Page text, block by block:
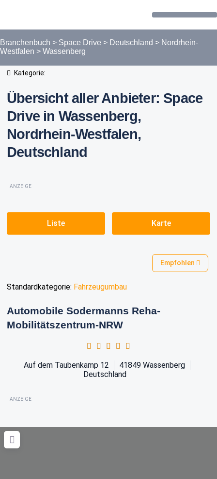
Branchenbuch > Space Drive > Deutschland > Nordrhein-
Westfalen > Wassenberg
Kategorie:
Übersicht aller Anbieter: Space
Drive in Wassenberg,
Nordrhein-Westfalen,
Deutschland
ANZEIGE
Liste Karte
Empfohlen
Standardkategorie: Fahrzeugumbau
Automobile Sodermanns Reha-
Mobilitätszentrum-NRW
Auf dem Taubenkamp 12 41849 Wassenberg
Deutschland
ANZEIGE